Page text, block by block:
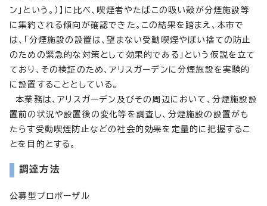
ン」という。）】に比べ、喫煙者やたばこの吸い殻が分煙施設等
に集約される傾向が確認できた。この結果を踏まえ、本市で
は、「分煙施設の設置は、望まない受動喫煙やぽい捨ての防止
のための緊急的な対策として効果的である」という仮説を立て
ており、その検証のため、アリスガーデンに分煙施設を実験的
に設置することとしている。
本業務は、アリスガーデン及びその周辺において、分煙施設設
置前の状況や設置後の変化等を調査し、分煙施設の設置がも
たらす受動喫煙防止などの社会的効果を定量的に把握するこ
とを目的とする。
調達方法
公募型プロポーザル